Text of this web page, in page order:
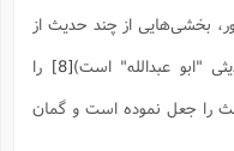
بخشی‌هایی از چند حدیث از
"ابو عبدالله" است)[8]
را
را جعل نموده است و گمان